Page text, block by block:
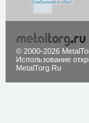
© 2000-2026
Использование
MetalTorg.Ru